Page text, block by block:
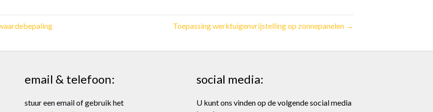
Toepassing werktuigenvrijstelling op zonnepanelen →
email & telefoon:
stuur een email of gebruik het
social media:
U kunt ons vinden op de volgende social media